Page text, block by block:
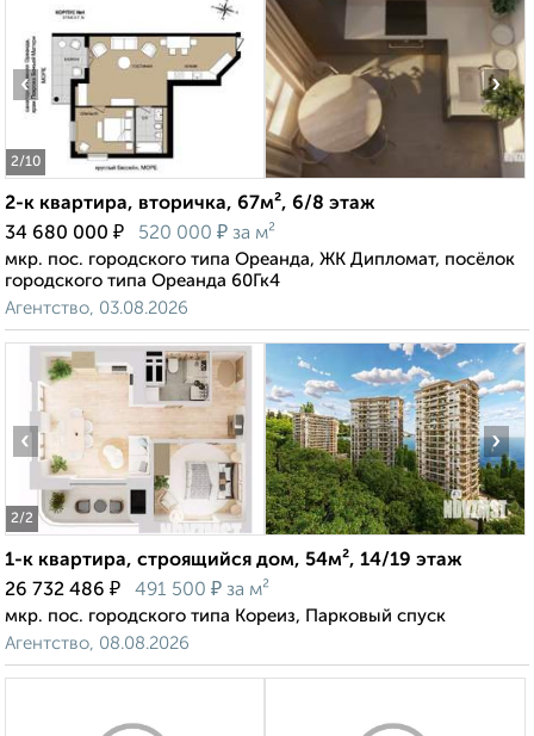
2/10
‹ ›
2-к квартира, вторичка, 67м², 6/8 этаж
34 680 000 ₽ 520 000 ₽ за м²
мкр. пос. городского типа Ореанда, ЖК Дипломат, посёлок
городского типа Ореанда 60Гк4
Агентство, 03.08.2026
2/2
‹ ›
1-к квартира, строящийся дом, 54м², 14/19 этаж
26 732 486 ₽ 491 500 ₽ за м²
мкр. пос. городского типа Кореиз, Парковый спуск
Агентство, 08.08.2026